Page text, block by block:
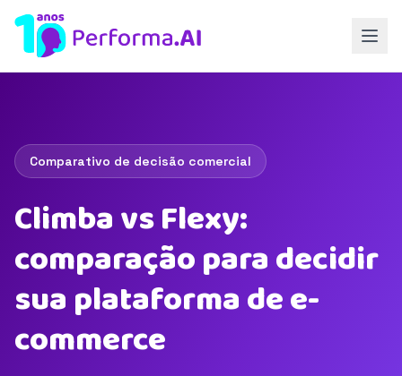
Comparativo de decisão comercial
Climba vs Flexy:
comparação para decidir
sua plataforma de e-
commerce